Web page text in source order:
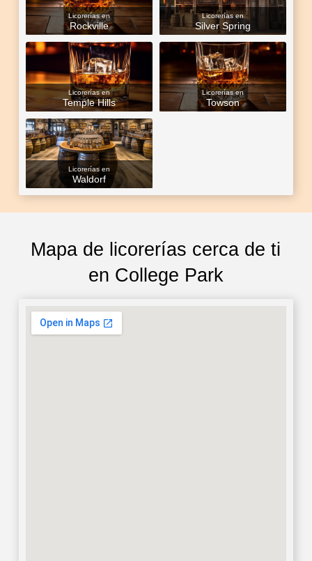
Licorerías en
Rockville
Licorerías en
Silver Spring
Licorerías en
Temple Hills
Licorerías en
Towson
Licorerías en
Waldorf
Mapa de licorerías cerca de ti
en College Park